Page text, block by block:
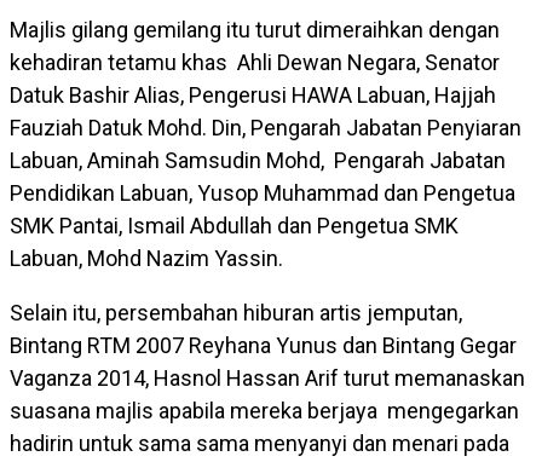
Majlis gilang gemilang itu turut dimeraihkan dengan
kehadiran tetamu khas Ahli Dewan Negara, Senator
Datuk Bashir Alias, Pengerusi HAWA Labuan, Hajjah
Fauziah Datuk Mohd. Din, Pengarah Jabatan Penyiaran
Labuan, Aminah Samsudin Mohd, Pengarah Jabatan
Pendidikan Labuan, Yusop Muhammad dan Pengetua
SMK Pantai, Ismail Abdullah dan Pengetua SMK
Labuan, Mohd Nazim Yassin.
Selain itu, persembahan hiburan artis jemputan,
Bintang RTM 2007 Reyhana Yunus dan Bintang Gegar
Vaganza 2014, Hasnol Hassan Arif turut memanaskan
suasana majlis apabila mereka berjaya mengegarkan
hadirin untuk sama sama menyanyi dan menari pada